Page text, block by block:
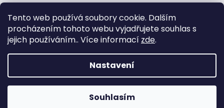
Tento web používá soubory cookie. Dalším
procházením tohoto webu vyjadřujete souhlas s
jejich používáním.. Více informací zde.
Nastavení
Souhlasím
Novinky
Registrace do VOC systému
11.4.2025
Copyright 2026JTI Trading s.r.o.. Všechna práva
vyhrazena.